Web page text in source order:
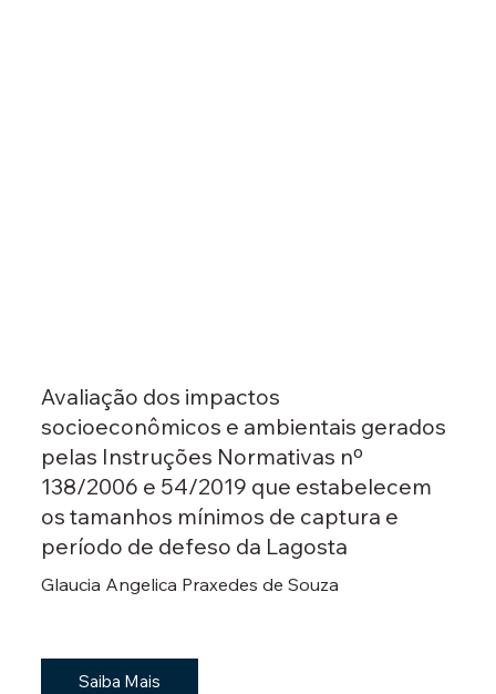
Avaliação dos impactos
socioeconômicos e ambientais gerados
pelas Instruções Normativas nº
138/2006 e 54/2019 que estabelecem
os tamanhos mínimos de captura e
período de defeso da Lagosta
Glaucia Angelica Praxedes de Souza
Saiba Mais